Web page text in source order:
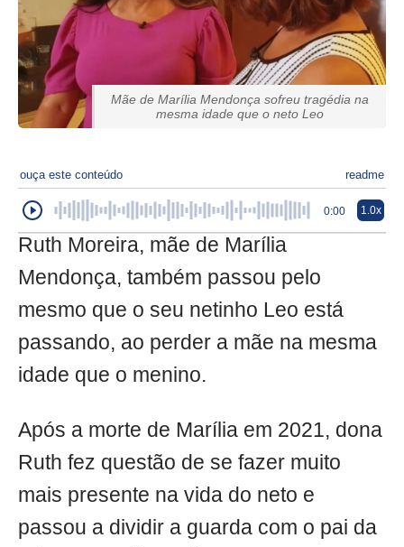
Mãe de Marília Mendonça sofreu tragédia na
mesma idade que o neto Leo
ouça este conteúdo readme
0:00 1.0x
Ruth Moreira, mãe de Marília
Mendonça, também passou pelo
mesmo que o seu netinho Leo está
passando, ao perder a mãe na mesma
idade que o menino.
Após a morte de Marília em 2021, dona
Ruth fez questão de se fazer muito
mais presente na vida do neto e
passou a dividir a guarda com o pai da